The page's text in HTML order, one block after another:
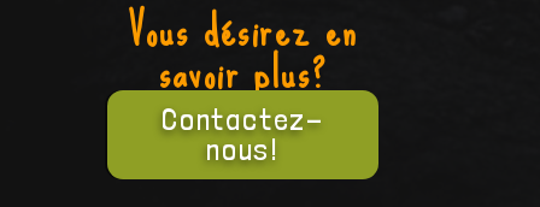
Vous désirez en
savoir plus?
Contactez-
nous!